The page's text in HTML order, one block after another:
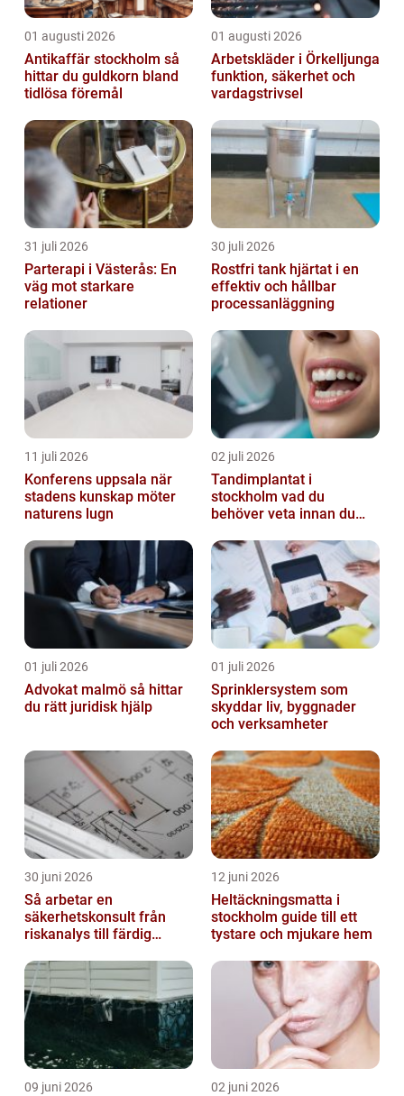
01 augusti 2026
Antikaffär stockholm så
hittar du guldkorn bland
tidlösa föremål
01 augusti 2026
Arbetskläder i Örkelljunga
funktion, säkerhet och
vardagstrivsel
31 juli 2026
Parterapi i Västerås: En
väg mot starkare
relationer
30 juli 2026
Rostfri tank hjärtat i en
effektiv och hållbar
processanläggning
11 juli 2026
Konferens uppsala när
stadens kunskap möter
naturens lugn
02 juli 2026
Tandimplantat i
stockholm vad du
behöver veta innan du
01 juli 2026
Advokat malmö så hittar
du rätt juridisk hjälp
01 juli 2026
Sprinklersystem som
skyddar liv, byggnader
och verksamheter
30 juni 2026
Så arbetar en
säkerhetskonsult från
riskanalys till färdig
12 juni 2026
Heltäckningsmatta i
stockholm guide till ett
tystare och mjukare hem
09 juni 2026 02 juni 2026